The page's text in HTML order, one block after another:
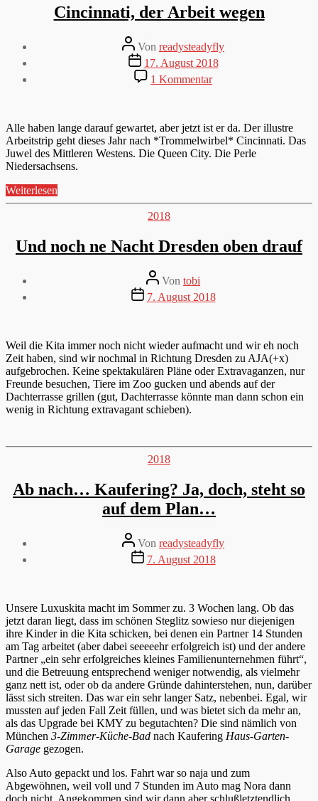
ja
schon…“
Cincinnati, der Arbeit wegen
Beitragsautor
Von readysteadyfly
Veröffentlichungsdatum
17. August 2018
1 Kommentarzu
Cincinnati,
wegen
Alle haben lange darauf gewartet, aber jetzt ist er da. Der illustre
Arbeitstrip geht dieses Jahr nach *Trommelwirbel* Cincinnati. Das
Juwel des Mittleren Westens. Die Queen City. Die Perle
Niedersachsens.
Weiterlesen
der
Kategorien
2018
Und noch ne Nacht Dresden oben drauf
Beitragsautor
Von tobi
Veröffentlichungsdatum
7. August 2018
Weil die Kita immer noch nicht wieder aufmacht und wir eh noch
Zeit haben, sind wir nochmal in Richtung Dresden zu AJA(+x)
aufgebrochen. Keine spektakulären Pläne oder Extravaganzen, nur
Freunde besuchen, Tiere im Zoo gucken und abends auf der
Dachterrasse grillen (gut, Dachterrasse könnte man dann schon ein
wenig in Richtung extravagant schieben).
Kategorien
2018
Ab nach… Kaufering? Ja, doch, steht so
auf dem Plan…
Beitragsautor
Von readysteadyfly
Veröffentlichungsdatum
7. August 2018
Unsere Luxuskita macht im Sommer zu. 3 Wochen lang. Ob das
jetzt daran liegt, dass im schönen Steglitz sowieso nur diejenigen
ihre Kinder in die Kita schicken, bei denen ein Partner 14 Stunden
am Tag arbeitet (aber dabei seeeeehr erfolgreich ist) und der andere
Partner „ein sehr erfolgreiches kleines Familienunternehmen führt“,
und die Betreuung entsprechend weniger notwendig, als vielmehr
ganz nett ist, oder ob da andere Gründe dahinterstehen, nun, darüber
lässt sich streiten. Das war ein sehr langer Satz, nebenbei. Egal, wir
mussten auf jeden Fall Zeit füllen, und was bietet sich da mehr an,
als das Upgrade bei KMY zu begutachten? Die sind nämlich von
München 3-Zimmer-Küche-Bad nach Kaufering Haus-Garten-
Garage gezogen.
Also Auto gepackt und los. Fahrt war so naja und zum
Abgewöhnen, weil voll und 7 Stunden im Auto mag Nora dann
doch nicht. Angekommen sind wir dann aber schlußletztendlich